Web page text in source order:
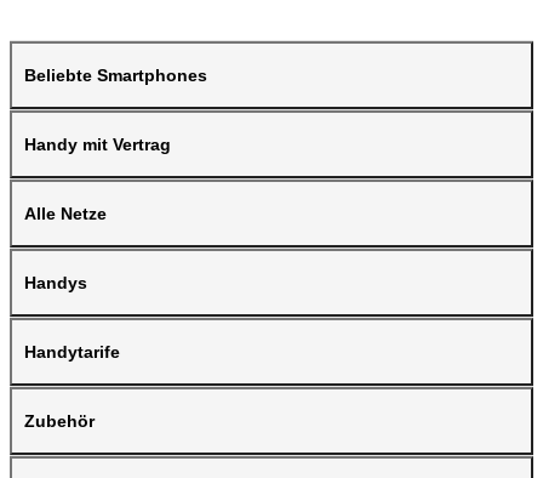
Beliebte Smartphones
Handy mit Vertrag
Alle Netze
Handys
Handytarife
Zubehör